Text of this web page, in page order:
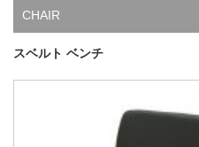
CHAIR
スベルト ベンチ